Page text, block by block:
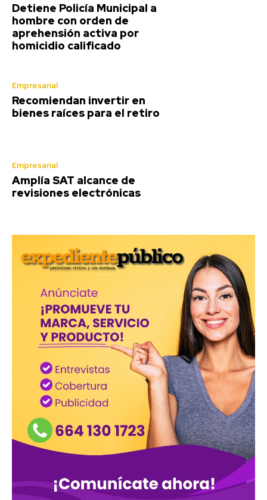
Detiene Policía Municipal a
hombre con orden de
aprehensión activa por
homicidio calificado
Empresarial
Recomiendan invertir en
bienes raíces para el retiro
Empresarial
Amplía SAT alcance de
revisiones electrónicas